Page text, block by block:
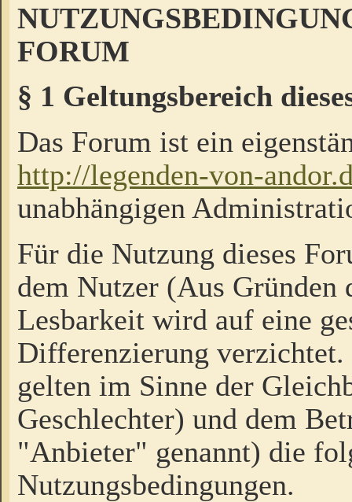
FORUM
§ 1 Geltungsbereich
Das Forum ist ein
http://legenden-von-
unabhängigen
Für die Nutzung dieses
dem Nutzer (Aus Gründen
Lesbarkeit wird auf eine
Differenzierung
gelten im Sinne der
Geschlechter) und dem
"Anbieter" genannt) die
Nutzungsbedingungen.